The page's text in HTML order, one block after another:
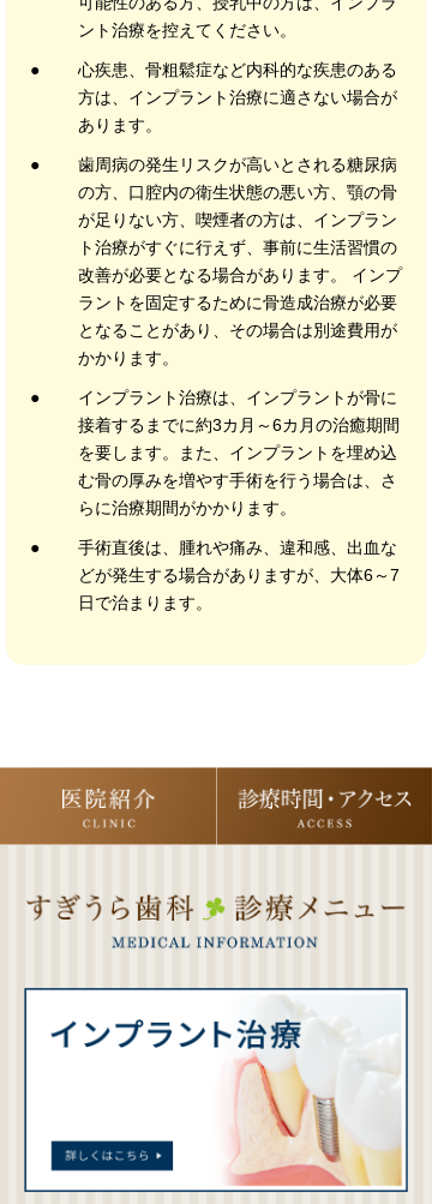
ント治療を控えてください。
●
心疾患、骨粗鬆症など内科的な疾患のある
方は、インプラント治療に適さない場合が
あります。
●
歯周病の発生リスクが高いとされる糖尿病
の方、口腔内の衛生状態の悪い方、顎の骨
が足りない方、喫煙者の方は、インプラン
ト治療がすぐに行えず、事前に生活習慣の
改善が必要となる場合があります。 インプ
ラントを固定するために骨造成治療が必要
となることがあり、その場合は別途費用が
かかります。
●
インプラント治療は、インプラントが骨に
接着するまでに約3カ月～6カ月の治癒期間
を要します。また、インプラントを埋め込
む骨の厚みを増やす手術を行う場合は、さ
らに治療期間がかかります。
●
手術直後は、腫れや痛み、違和感、出血な
どが発生する場合がありますが、大体6～7
日で治まります。